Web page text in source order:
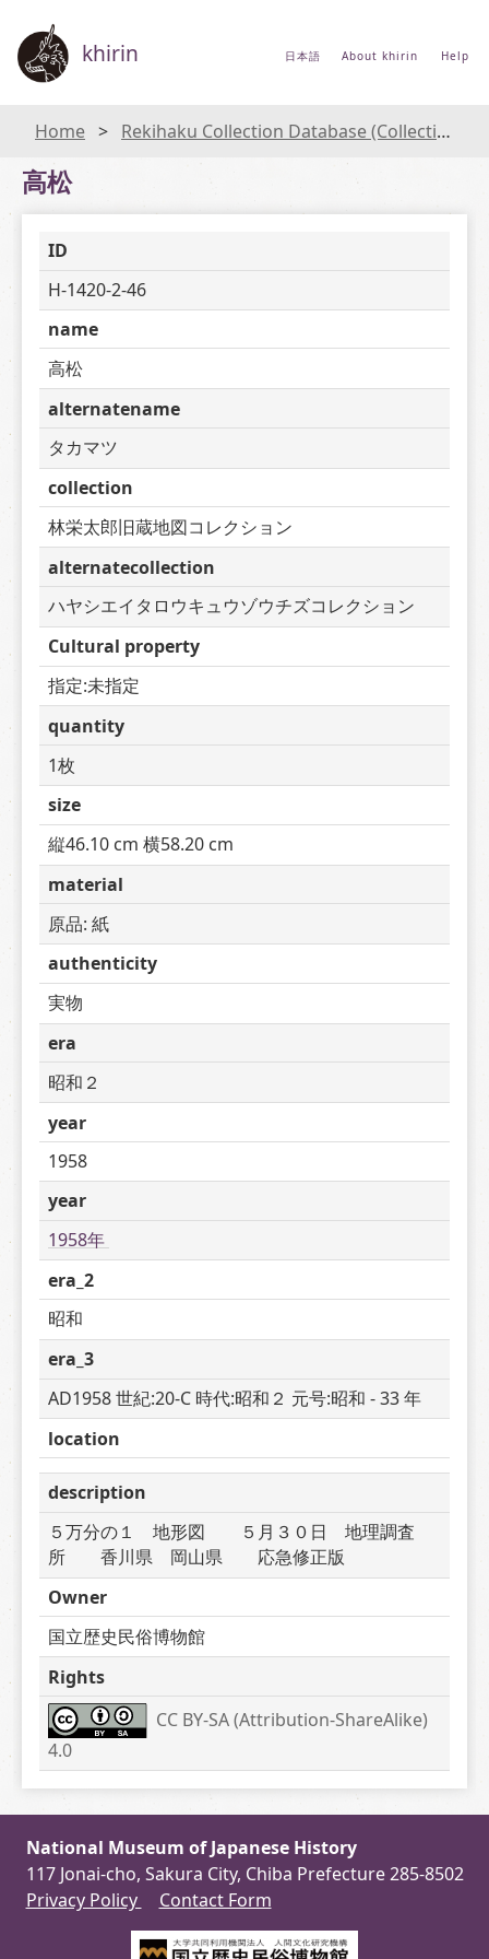
khirin 日本語 About khirin Help
Home Rekihaku Collection Database (Collections Database of the National Museum of Japanese History)
高松
ID
H-1420-2-46
name
高松
alternatename
タカマツ
collection
林栄太郎旧蔵地図コレクション
alternatecollection
ハヤシエイタロウキュウゾウチズコレクション
Cultural property
指定:未指定
quantity
1枚
size
縦46.10 cm 横58.20 cm
material
原品: 紙
authenticity
実物
era
昭和２
year
1958
year
1958年
era_2
昭和
era_3
AD1958 世紀:20-C 時代:昭和２ 元号:昭和 - 33 年
location
description
５万分の１　地形図　　５月３０日　地理調査
所　　香川県　岡山県　　応急修正版
Owner
国立歴史民俗博物館
Rights
CC BY-SA (Attribution-ShareAlike)
4.0
National Museum of Japanese History
117 Jonai-cho, Sakura City, Chiba Prefecture 285-8502
Privacy Policy
Contact Form